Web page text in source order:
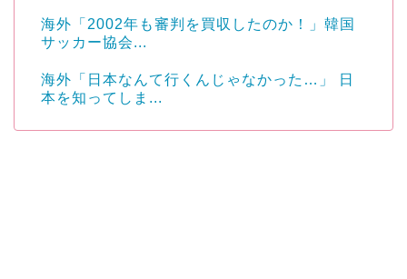
海外「2002年も審判を買収したのか！」韓国
サッカー協会...
海外「日本なんて行くんじゃなかった…」 日
本を知ってしま...